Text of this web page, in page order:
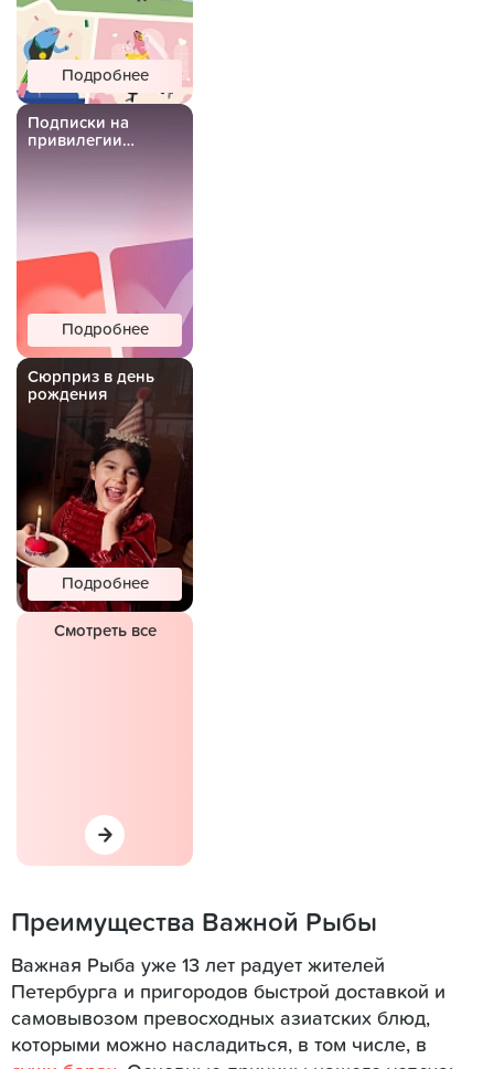
Подробнее
Подписки на
привилегии
Подробнее
Сюрприз в день
рождения
Подробнее
Смотреть все
Преимущества Важной Рыбы
Важная Рыба уже 13 лет радует жителей
Петербурга и пригородов быстрой доставкой и
самовывозом превосходных азиатских блюд,
которыми можно насладиться, в том числе, в